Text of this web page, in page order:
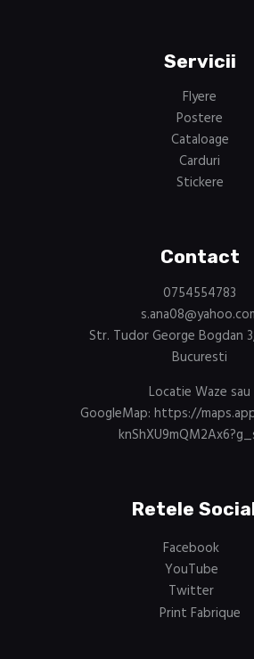
Servicii
Flyere
Postere
Cataloage
Carduri
Stickere
Contact
0754554783
Str. Tudor George Bogdan
Bucuresti
Locatie Waze sau
GoogleMap: https://
Retele
Facebook
YouTube
Twitter
Print Fabrique